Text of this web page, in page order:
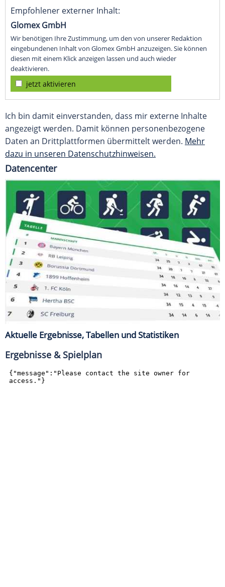
Empfohlener externer Inhalt:
Glomex GmbH
Wir benötigen Ihre Zustimmung, um den von unserer Redaktion
eingebundenen Inhalt von Glomex GmbH anzuzeigen. Sie können
diesen mit einem Klick anzeigen lassen und auch wieder
deaktivieren.
jetzt aktivieren
Ich bin damit einverstanden, dass mir externe Inhalte
angezeigt werden. Damit können personenbezogene
Daten an Drittplattformen übermittelt werden. Mehr
dazu in unseren Datenschutzhinweisen.
Datencenter
Aktuelle Ergebnisse, Tabellen und Statistiken
Ergebnisse & Spielplan